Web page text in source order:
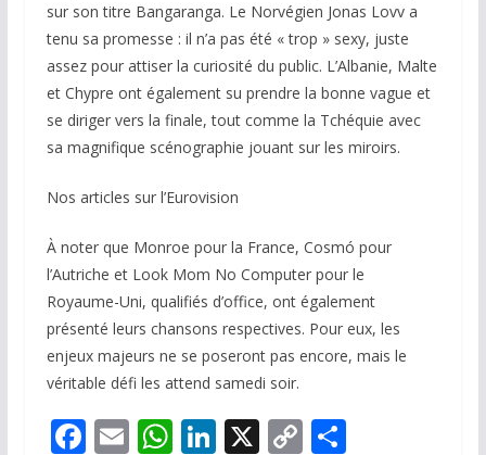
sur son titre Bangaranga. Le Norvégien Jonas Lovv a
tenu sa promesse : il n’a pas été « trop » sexy, juste
assez pour attiser la curiosité du public. L’Albanie, Malte
et Chypre ont également su prendre la bonne vague et
se diriger vers la finale, tout comme la Tchéquie avec
sa magnifique scénographie jouant sur les miroirs.
Nos articles sur l’Eurovision
À noter que Monroe pour la France, Cosmó pour
l’Autriche et Look Mom No Computer pour le
Royaume-Uni, qualifiés d’office, ont également
présenté leurs chansons respectives. Pour eux, les
enjeux majeurs ne se poseront pas encore, mais le
véritable défi les attend samedi soir.
F E W Li X C P